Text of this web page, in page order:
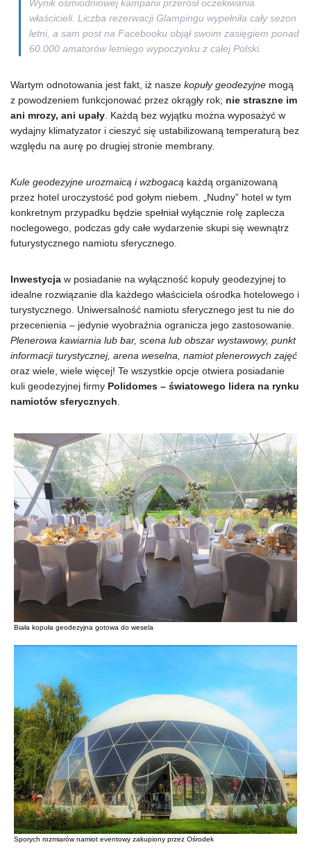
Wynik ośmiodniowej kampanii przerósł oczekiwania
właścicieli. Liczba rezerwacji Glampingu wypełniła cały sezon
letni, a sam post na Facebooku objął swoim zasięgiem ponad
60.000 amatorów letniego wypoczynku z całej Polski.
Wartym odnotowania jest fakt, iż nasze kopuły geodezyjne mogą
z powodzeniem funkcjonować przez okrągły rok; nie straszne im
ani mrozy, ani upały. Każdą bez wyjątku można wyposażyć w
wydajny klimatyzator i cieszyć się ustabilizowaną temperaturą bez
względu na aurę po drugiej stronie membrany.
Kule geodezyjne urozmaicą i wzbogacą każdą organizowaną
przez hotel uroczystość pod gołym niebem. „Nudny” hotel w tym
konkretnym przypadku będzie spełniał wyłącznie rolę zaplecza
noclegowego, podczas gdy całe wydarzenie skupi się wewnątrz
futurystycznego namiotu sferycznego.
Inwestycja w posiadanie na wyłączność kopuły geodezyjnej to
idealne rozwiązanie dla każdego właściciela ośrodka hotelowego i
turystycznego. Uniwersalność namiotu sferycznego jest tu nie do
przecenienia – jedynie wyobraźnia ogranicza jego zastosowanie.
Plenerowa kawiarnia lub bar, scena lub obszar wystawowy, punkt
informacji turystycznej, arena weselna, namiot plenerowych zajęć
oraz wiele, wiele więcej! Te wszystkie opcje otwiera posiadanie
kuli geodezyjnej firmy Polidomes – światowego lidera na rynku
namiotów sferycznych.
Biała kopuła geodezyjna gotowa do wesela
Sporych rozmiarów namiot eventowy zakupiony przez Ośrodek